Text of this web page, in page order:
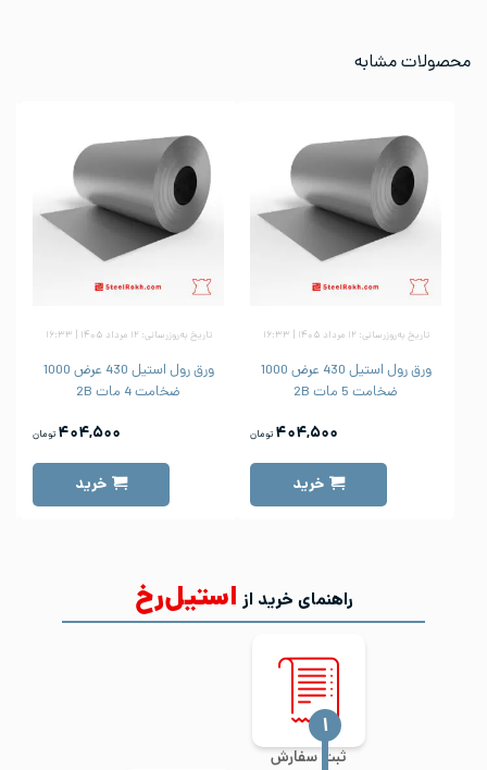
محصولات مشابه
تاریخ به‌روزرسانی: ۱۲ مرداد ۱۴۰۵ | ۱۶:۳۳
ورق رول استیل 430 عرض 1000
ضخامت 5 مات 2B
۴۰۴,۵۰۰ تومان
خرید
تاریخ به‌روزرسانی: ۱۲ مرداد ۱۴۰۵ | ۱۶:۳۳
ورق رول استیل 430 عرض 1000
ضخامت 4 مات 2B
۴۰۴,۵۰۰ تومان
خرید
راهنمای خرید از استیل‌رخ
ثبت سفارش
‍۱